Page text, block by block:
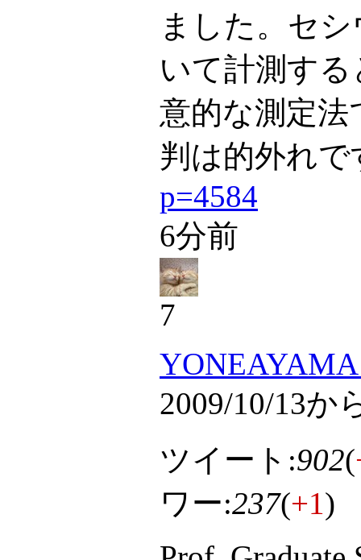
ました。セ
いて計測す
意的な測定
判は的外れ
p=4584
6分前
7
YONEAYAMA
2009/10/13か
ツイート:902(
ワー:237(+1)